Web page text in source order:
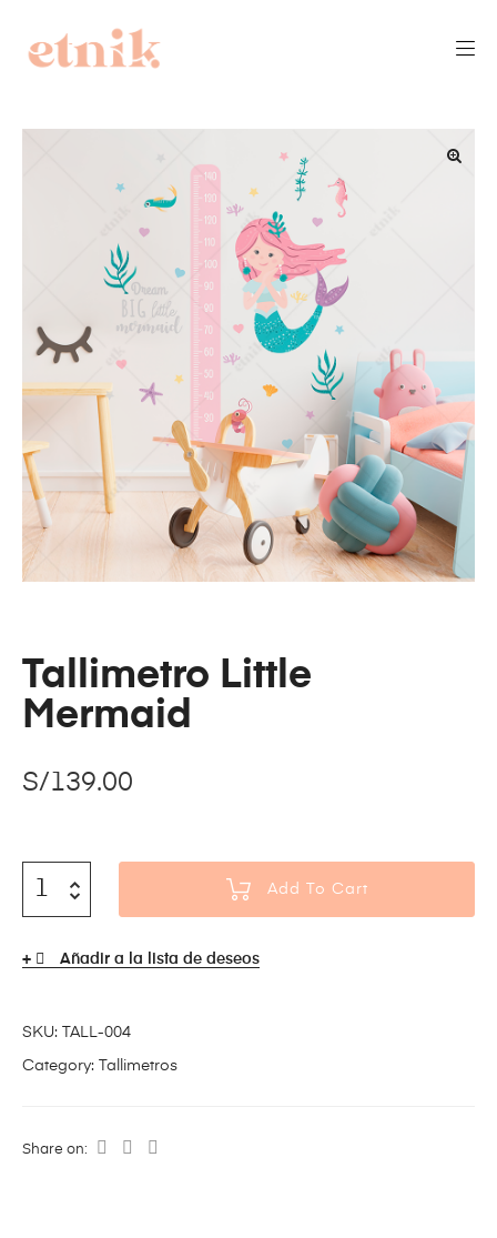
Tallimetro Little
Mermaid
S/139.00
Add To Cart
Añadir a la lista de deseos
SKU: TALL-004
Category: Tallimetros
Share on: